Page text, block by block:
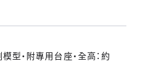
型・附專用台座・全高：約